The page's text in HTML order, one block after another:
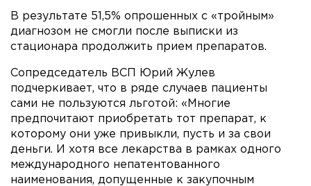
В результате 51,5% опрошенных с «тройным»
диагнозом не смогли после выписки из
стационара продолжить прием препаратов.
Сопредседатель ВСП Юрий Жулев
подчеркивает, что в ряде случаев пациенты
сами не пользуются льготой: «Многие
предпочитают приобретать тот препарат, к
которому они уже привыкли, пусть и за свои
деньги. И хотя все лекарства в рамках одного
международного непатентованного
наименования, допущенные к закупочным